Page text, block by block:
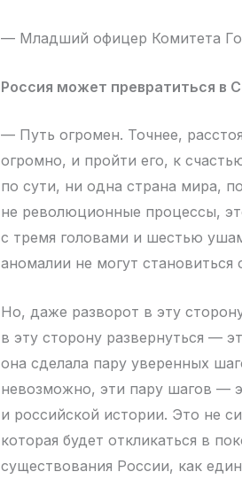
— Младший офицер Комитета
Россия может превратиться в
— Путь огромен. Точнее,
огромно, и пройти его, к
по сути, ни одна страна мира,
не революционные процессы,
с тремя головами и шестью
аномалии не могут
Но, даже разворот в эту
в эту сторону развернуться —
она сделала пару уверенных
невозможно, эти пару шагов —
и российской истории. Это не
которая будет откликаться в
существования России, как